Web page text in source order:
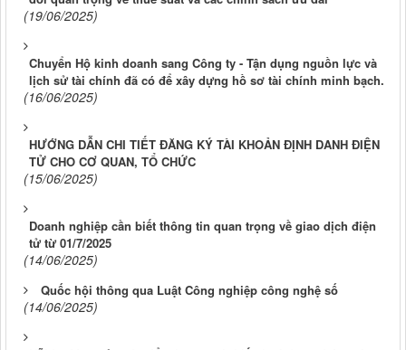
(19/06/2025)
Chuyển Hộ kinh doanh sang Công ty - Tận dụng nguồn lực và
lịch sử tài chính đã có để xây dựng hồ sơ tài chính minh bạch.
(16/06/2025)
HƯỚNG DẪN CHI TIẾT ĐĂNG KÝ TÀI KHOẢN ĐỊNH DANH ĐIỆN
TỬ CHO CƠ QUAN, TỔ CHỨC
(15/06/2025)
Doanh nghiệp cần biết thông tin quan trọng về giao dịch điện
tử từ 01/7/2025
(14/06/2025)
Quốc hội thông qua Luật Công nghiệp công nghệ số
(14/06/2025)